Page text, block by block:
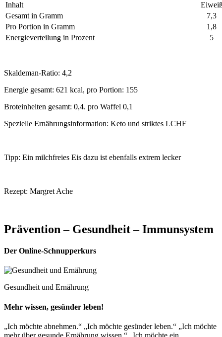
Inhalt
Gesamt in Gramm
7,3
Pro Portion in Gramm
1,8
Energieverteilung in Prozent
5
Skaldeman-Ratio: 4,2
Energie gesamt: 621 kcal, pro Portion: 155
Broteinheiten gesamt: 0,4. pro Waffel 0,1
Spezielle Ernährungsinformation: Keto und striktes LCHF
Tipp: Ein milchfreies Eis dazu ist ebenfalls extrem lecker
Rezept: Margret Ache
Prävention – Gesundheit – Immunsystem
Der Online-Schnupperkurs
Gesundheit und Ernährung
Mehr wissen, gesünder leben!
„Ich möchte abnehmen.“ „Ich möchte gesünder leben.“ „Ich möchte
mehr über gesunde Ernährung wissen.“ „Ich möchte ein